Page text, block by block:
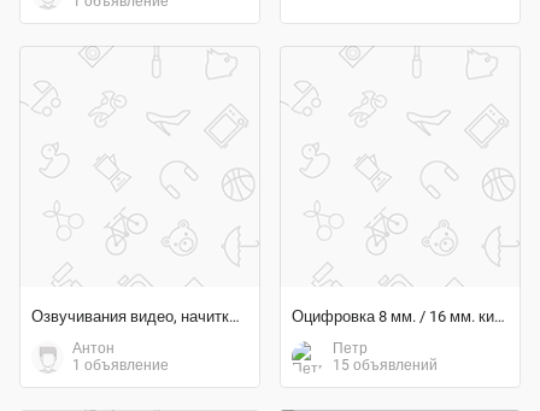
Озвучивания видео, начитка, дикторы. Озвучка ваших текстов
Антон
1 объявление
Оцифровка 8 мм. / 16 мм. кинопленок
Петр
15 объявлений